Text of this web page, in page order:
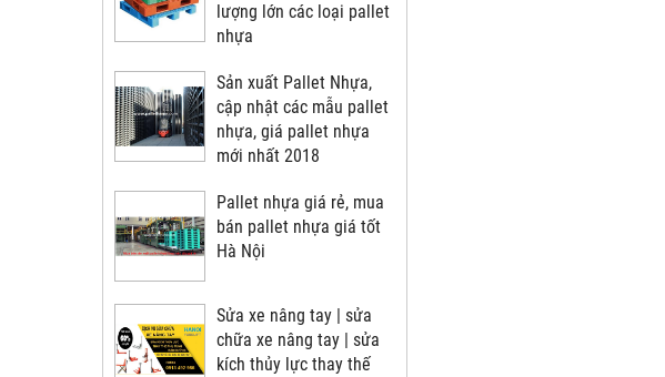
lượng lớn các loại pallet
nhựa
Sản xuất Pallet Nhựa,
cập nhật các mẫu pallet
nhựa, giá pallet nhựa
mới nhất 2018
Pallet nhựa giá rẻ, mua
bán pallet nhựa giá tốt
Hà Nội
Sửa xe nâng tay | sửa
chữa xe nâng tay | sửa
kích thủy lực thay thế